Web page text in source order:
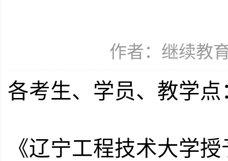
作者：继续教
各考生、学员、教学点
《辽宁工程技术大学